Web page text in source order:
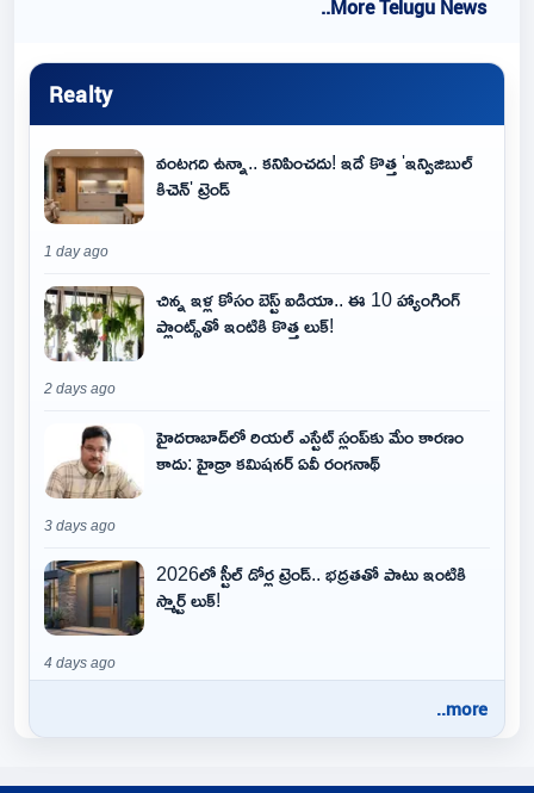
..More Telugu News
Realty
వంటగది ఉన్నా.. కనిపించదు! ఇదే కొత్త 'ఇన్విజిబుల్
కిచెన్' ట్రెండ్
1 day ago
చిన్న ఇళ్ల కోసం బెస్ట్ ఐడియా.. ఈ 10 హ్యాంగింగ్
ప్లాంట్స్‌తో ఇంటికి కొత్త లుక్!
2 days ago
హైదరాబాద్‌లో రియల్ ఎస్టేట్ స్లంప్‌కు మేం కారణం
కాదు: హైడ్రా కమిషనర్ ఏవీ రంగనాథ్
3 days ago
2026లో స్టీల్ డోర్ల ట్రెండ్.. భద్రతతో పాటు ఇంటికి
స్మార్ట్ లుక్!
4 days ago
..more